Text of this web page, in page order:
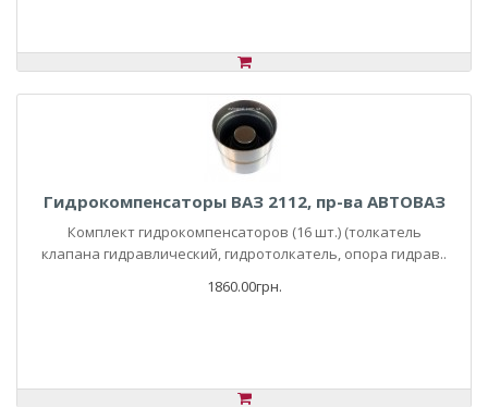
Гидрокомпенсаторы ВАЗ 2112, пр-ва АВТОВАЗ
Комплект гидрокомпенсаторов (16 шт.) (толкатель
клапана гидравлический, гидротолкатель, опора гидрав..
1860.00грн.